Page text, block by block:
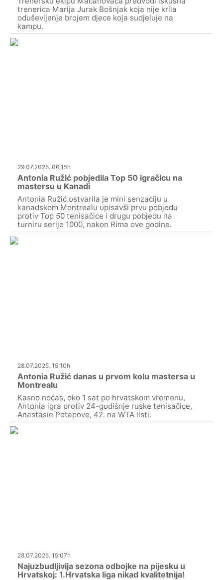
trenerica Marija Jurak Bošnjak koja nije krila
oduševljenje brojem djece koja sudjeluje na
kampu.
29.07.2025. 06:15h
Antonia Ružić pobjedila Top 50 igračicu na
mastersu u Kanadi
Antonia Ružić ostvarila je mini senzaciju u
kanadskom Montrealu upisavši prvu pobjedu
protiv Top 50 tenisačice i drugu pobjedu na
turniru serije 1000, nakon Rima ove godine.
28.07.2025. 15:10h
Antonia Ružić danas u prvom kolu mastersa u
Montrealu
Kasno noćas, oko 1 sat po hrvatskom vremenu,
Antonia igra protiv 24-godišnje ruske tenisačice,
Anastasie Potapove, 42. na WTA listi.
28.07.2025. 15:07h
Najuzbudljivija sezona odbojke na pijesku u
Hrvatskoj: 1.Hrvatska liga nikad kvalitetnija!